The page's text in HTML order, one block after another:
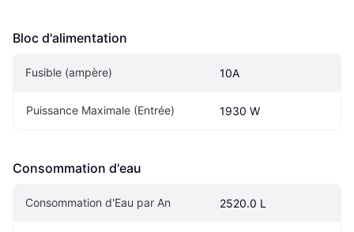
Bloc d'alimentation
Fusible (ampère) 10A
Puissance Maximale (Entrée) 1930 W
Consommation d'eau
Consommation d'Eau par An 2520.0 L